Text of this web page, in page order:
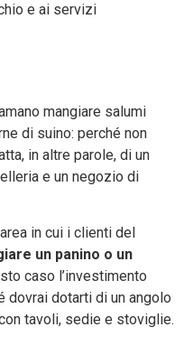
e ai servizi
mangiare salumi
di suino: perché non
in altre parole, di un
e un negozio di
in cui i clienti del
un panino o un
caso l’investimento
dovrai dotarti di un angolo
tavoli, sedie e stoviglie.